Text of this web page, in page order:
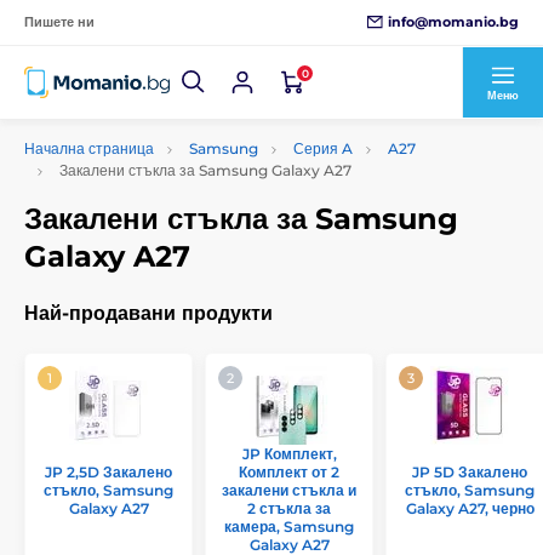
Пишете ни info@momanio.bg
0
Меню
Начална страница Samsung Серия A
A27
Закалени стъкла за Samsung Galaxy A27
Закалени стъкла за Samsung
Galaxy A27
Най-продавани продукти
JP 2,5D Закалено
стъкло, Samsung
Galaxy A27
JP Комплект,
Комплект от 2
закалени стъкла и
2 стъкла за
камера, Samsung
Galaxy A27
JP 5D Закалено
стъкло, Samsung
Galaxy A27, черно